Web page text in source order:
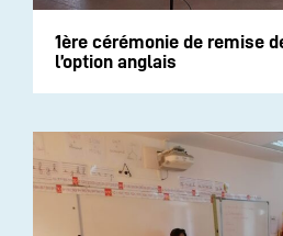
1ère cérémonie de remise
l’option anglais